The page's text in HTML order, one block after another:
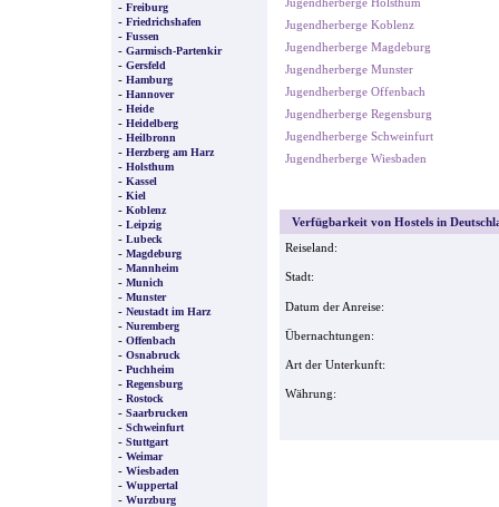
- Freiburg
- Friedrichshafen
- Fussen
- Garmisch-Partenkir
- Gersfeld
- Hamburg
- Hannover
- Heide
- Heidelberg
- Heilbronn
- Herzberg am Harz
- Holsthum
- Kassel
- Kiel
- Koblenz
- Leipzig
- Lubeck
- Magdeburg
- Mannheim
- Munich
- Munster
- Neustadt im Harz
- Nuremberg
- Offenbach
- Osnabruck
- Puchheim
- Regensburg
- Rostock
- Saarbrucken
- Schweinfurt
- Stuttgart
- Weimar
- Wiesbaden
- Wuppertal
- Wurzburg
Jugendherberge Holsthum
Jugendherberge Koblenz
Jugendherberge Magdeburg
Jugendherberge Munster
Jugendherberge Offenbach
Jugendherberge Regensburg
Jugendherberge Schweinfurt
Jugendherberge Wiesbaden
Verfügbarkeit von Hostels in
Reiseland:
Stadt:
Datum der Anreise:
Übernachtungen:
Art der Unterkunft:
Währung: